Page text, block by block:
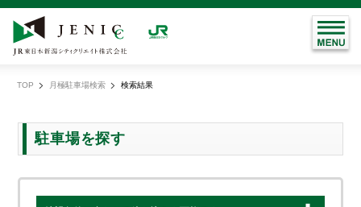
現
TOP 月極駐車場検索 検索結果
駐車場を探す